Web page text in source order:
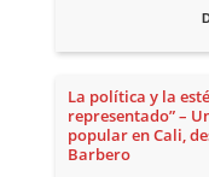
La política y la
representado” –
popular en Cali,
Barbero